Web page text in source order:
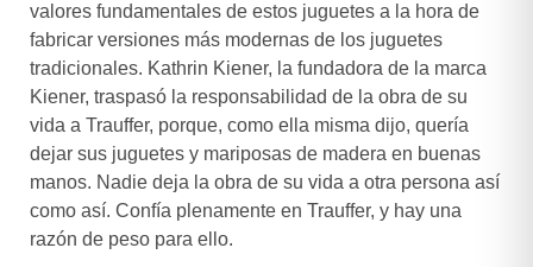
valores fundamentales de estos juguetes a la hora de
fabricar versiones más modernas de los juguetes
tradicionales. Kathrin Kiener, la fundadora de la marca
Kiener, traspasó la responsabilidad de la obra de su
vida a Trauffer, porque, como ella misma dijo, quería
dejar sus juguetes y mariposas de madera en buenas
manos. Nadie deja la obra de su vida a otra persona así
como así. Confía plenamente en Trauffer, y hay una
razón de peso para ello.